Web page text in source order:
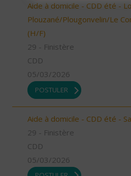
Aide à domicile - CDD été -
Plouzané/Plougonvelin/Le
(H/F)
29 - Finistère
CDD
05/03/2026
POSTULER
Aide à domicile - CDD été -
29 - Finistère
CDD
05/03/2026